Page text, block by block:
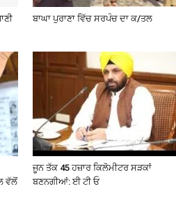
ਬਾਘਾ ਪੁਰਾਣਾ ਵਿੱਚ ਸਰਪੰਚ ਦਾ ਕ/ਤਲ
ਵੱਲੋਂ
ਜੂਨ ਤੱਕ 45 ਹਜ਼ਾਰ ਕਿਲੋਮੀਟਰ ਸੜਕਾਂ
ਬਣਨਗੀਆਂ: ਈ ਟੀ ਓ